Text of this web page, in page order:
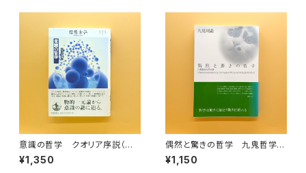
意識の哲学 クオリア序説（双
書 現代の哲学）
¥1,350
偶然と驚きの哲学 九鬼哲学入
門文選
¥1,150